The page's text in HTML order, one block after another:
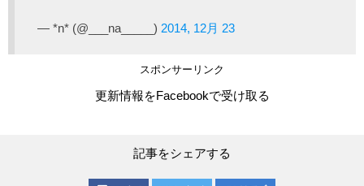
— *n* (@___na_____) 2014, 12月 23
スポンサーリンク
更新情報をFacebookで受け取る
記事をシェアする